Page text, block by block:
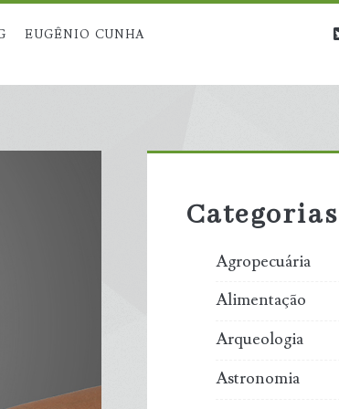
EUGÊNIO CUNHA
Sidebar
Categorias
Agropecuária
Alimentação
Arqueologia
Astronomia